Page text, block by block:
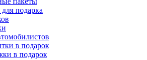
подарка
в подарок
в подарок